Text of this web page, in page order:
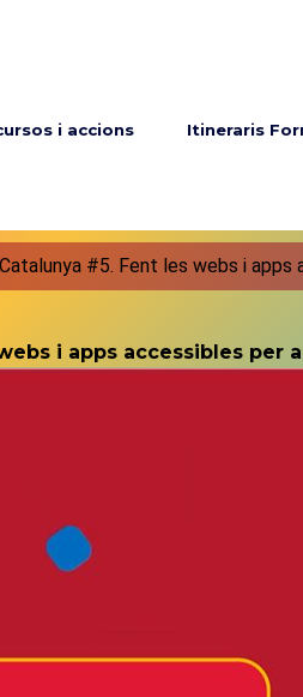
i accions Itineraris
#5. Fent les webs i apps
i apps accessibles per